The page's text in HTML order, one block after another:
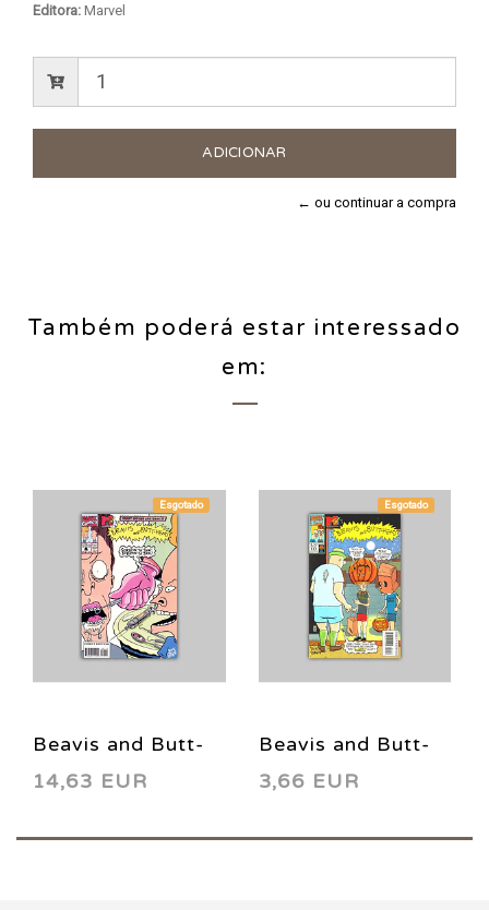
Editora: Marvel
← ou continuar a compra
Também poderá estar interessado
em:
Esgotado
Beavis and Butt-
head 1 1994
14,63 EUR
Esgotado
Beavis and Butt-
head 10 1994
3,66 EUR